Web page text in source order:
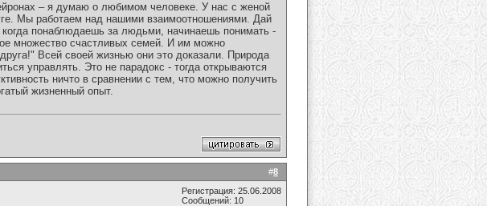
– я думаю о любимом человеке. У нас с женой
Мы работаем над нашими взаимоотношениями. Дай
понаблюдаешь за людьми, начинаешь понимать -
множество счастливых семей. И им можно
Всей своей жизнью они это доказали. Природа
управлять. Это не парадокс - тогда открываются
ничто в сравнении с тем, что можно получить
жизненный опыт.
#8
Регистрация: 25.06.2008
Сообщений: 10